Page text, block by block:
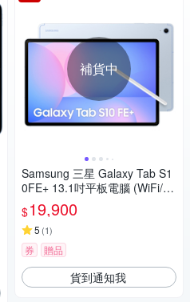
補貨中
Samsung 三星 Galaxy Tab S1
0FE+ 13.1吋平板電腦 (WiFi/8
G/128GB) X620
$19,900
5 (1)
券 贈品
貨到通知我